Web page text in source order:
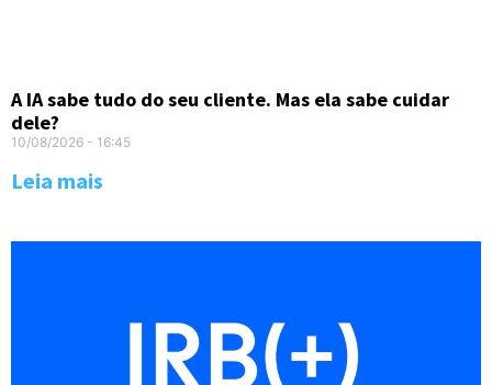
A IA sabe tudo do seu cliente. Mas ela sabe cuidar
dele?
10/08/2026 16:45
Leia mais